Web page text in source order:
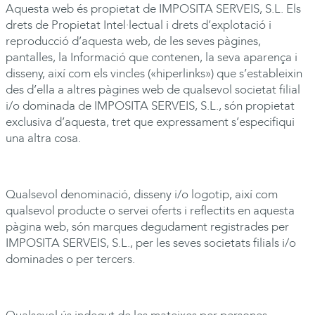
Aquesta web és propietat de IMPOSITA SERVEIS, S.L. Els
drets de Propietat Intel·lectual i drets d’explotació i
reproducció d’aquesta web, de les seves pàgines,
pantalles, la Informació que contenen, la seva aparença i
disseny, així com els vincles («hiperlinks») que s’estableixin
des d’ella a altres pàgines web de qualsevol societat filial
i/o dominada de IMPOSITA SERVEIS, S.L., són propietat
exclusiva d’aquesta, tret que expressament s’especifiqui
una altra cosa.
Qualsevol denominació, disseny i/o logotip, així com
qualsevol producte o servei oferts i reflectits en aquesta
pàgina web, són marques degudament registrades per
IMPOSITA SERVEIS, S.L., per les seves societats filials i/o
dominades o per tercers.